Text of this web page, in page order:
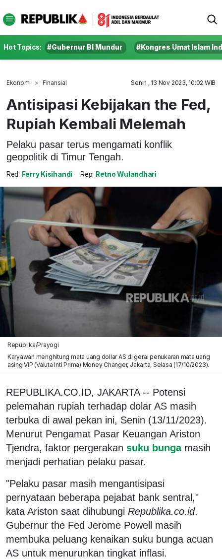
Hot Topics: #Gubernur BI Mundur #Kongres Umat Islam
Ekonomi Finansial Senin , 13 Nov 2023, 10:02 WIB
Antisipasi Kebijakan the Fed,
Rupiah Kembali Melemah
Pelaku pasar terus mengamati konflik
geopolitik di Timur Tengah.
Red: Ferry Kisihandi Rep: Retno Wulandhari
Republika/Prayogi
Karyawan menghitung mata uang dollar AS di gerai penukaran mata uang
asing VIP (Valuta Inti Prima) Money Changer, Jakarta, Selasa (17/10/2023).
REPUBLIKA.CO.ID, JAKARTA -- Potensi
pelemahan rupiah terhadap dolar AS masih
terbuka di awal pekan ini, Senin (13/11/2023).
Menurut Pengamat Pasar Keuangan Ariston
Tjendra, faktor pergerakan suku bunga masih
menjadi perhatian pelaku pasar.
"Pelaku pasar masih mengantisipasi
pernyataan beberapa pejabat bank sentral,"
kata Ariston saat dihubungi Republika.co.id.
Gubernur the Fed Jerome Powell masih
membuka peluang kenaikan suku bunga acuan
AS untuk menurunkan tingkat inflasi.